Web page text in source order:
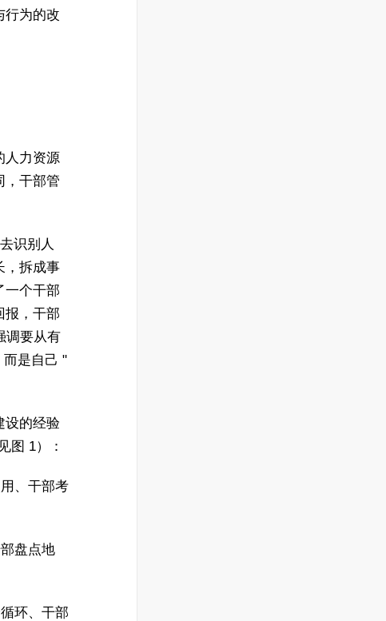
行为的改
人力资源
，干部管
识别人
，拆成事
一个干部
报，干部
调要从有
而是自己 "
设的经验
图 1）：
、干部考
盘点地
环、干部